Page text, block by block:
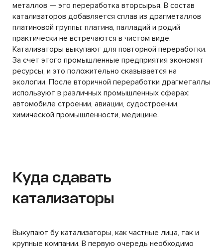
металлов — это переработка вторсырья. В состав
катализаторов добавляется сплав из драгметаллов
платиновой группы: платина, палладий и родий
практически не встречаются в чистом виде.
Катализаторы выкупают для повторной переработки.
За счет этого промышленные предприятия экономят
ресурсы, и это положительно сказывается на
экологии. После вторичной переработки драгметаллы
используют в различных промышленных сферах:
автомобиле строении, авиации, судостроении,
химической промышленности, медицине.
Куда сдавать
катализаторы
Выкупают бу катализаторы, как частные лица, так и
крупные компании. В первую очередь необходимо